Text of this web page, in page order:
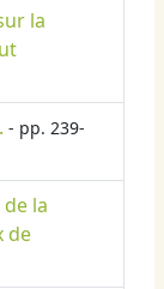
la
- pp. 239-
la
de